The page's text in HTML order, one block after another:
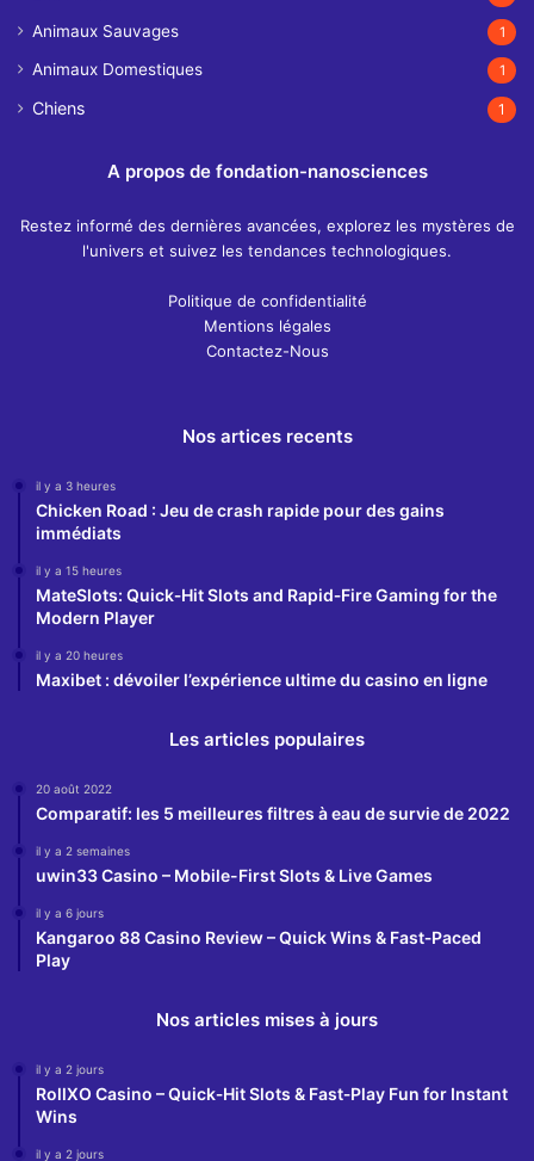
Animaux Sauvages 1
Animaux Domestiques 1
Chiens 1
A propos de fondation-nanosciences
Restez informé des dernières avancées, explorez les mystères de
l'univers et suivez les tendances technologiques.
Politique de confidentialité
Mentions légales
Contactez-Nous
Nos artices recents
il y a 3 heures
Chicken Road : Jeu de crash rapide pour des gains
immédiats
il y a 15 heures
MateSlots: Quick‑Hit Slots and Rapid‑Fire Gaming for the
Modern Player
il y a 20 heures
Maxibet : dévoiler l’expérience ultime du casino en ligne
Les articles populaires
20 août 2022
Comparatif: les 5 meilleures filtres à eau de survie de 2022
il y a 2 semaines
uwin33 Casino – Mobile-First Slots & Live Games
il y a 6 jours
Kangaroo 88 Casino Review – Quick Wins & Fast‑Paced
Play
Nos articles mises à jours
il y a 2 jours
RollXO Casino – Quick‑Hit Slots & Fast‑Play Fun for Instant
Wins
il y a 2 jours